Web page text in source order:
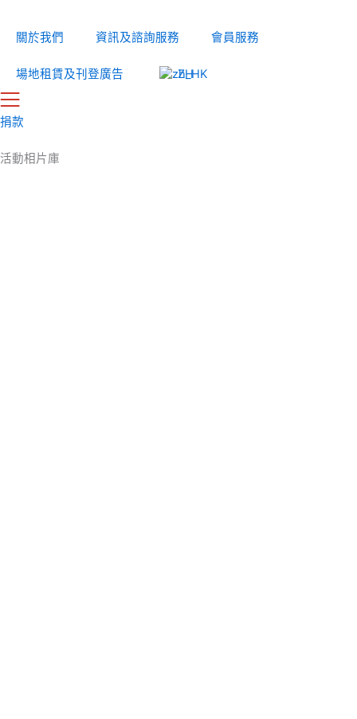
content
關於我們 資訊及諮詢服務 會員服務
場地租賃及刊登廣告 ZH
捐款
活動相片庫